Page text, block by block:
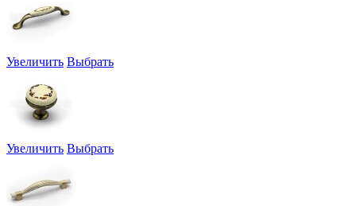
Увеличить Выбрать
Увеличить Выбрать